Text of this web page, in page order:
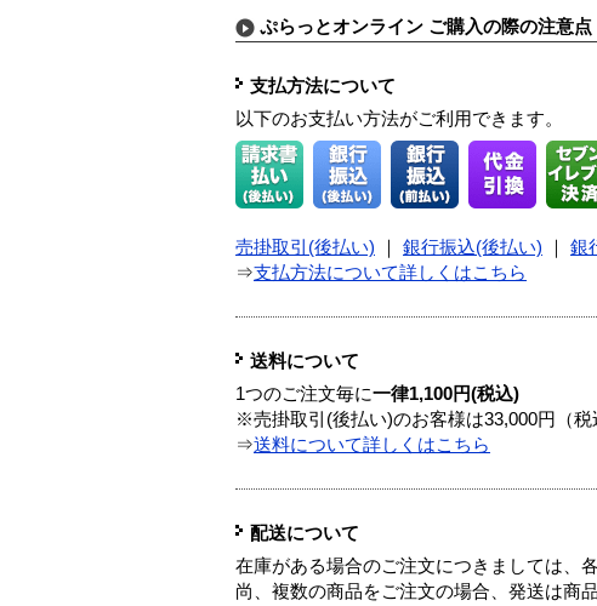
ぷらっとオンライン ご購入の際の注意点
支払方法について
以下のお支払い方法がご利用できます。
売掛取引(後払い) 銀行振込(後払い) 銀
⇒支払方法について詳しくはこちら
送料について
1つのご注文毎に一律1,100円(税込)
※売掛取引(後払い)のお客様は33,000円（税
⇒送料について詳しくはこちら
配送について
在庫がある場合のご注文につきましては、
尚、複数の商品をご注文の場合、発送は商